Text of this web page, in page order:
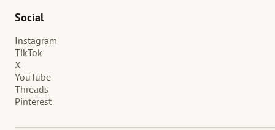
Social
Instagram
TikTok
X
YouTube
Threads
Pinterest